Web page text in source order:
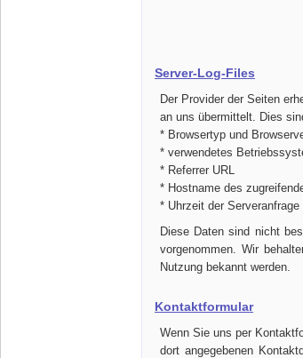
Server-Log-Files
Der Provider der Seiten
an uns übermittelt. Dies
* Browsertyp und
* verwendetes
* Referrer URL
* Hostname des
* Uhrzeit der Serveranfrage
Diese Daten sind nicht
vorgenommen. Wir
Nutzung bekannt werden.
Kontaktformular
Wenn Sie uns per
dort angegebenen